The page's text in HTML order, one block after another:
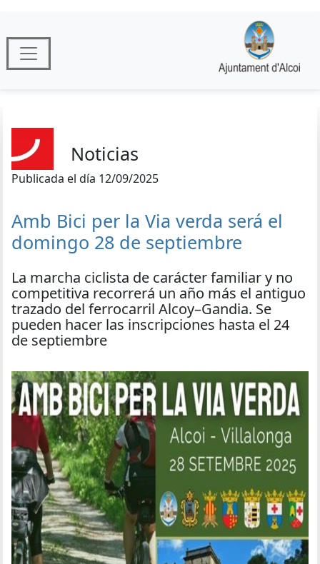
Noticias
Publicada el día 12/09/2025
Amb Bici per la Via verda será el
domingo 28 de septiembre
La marcha ciclista de carácter familiar y no
competitiva recorrerá un año más el antiguo
trazado del ferrocarril Alcoy–Gandia. Se
pueden hacer las inscripciones hasta el 24
de septiembre